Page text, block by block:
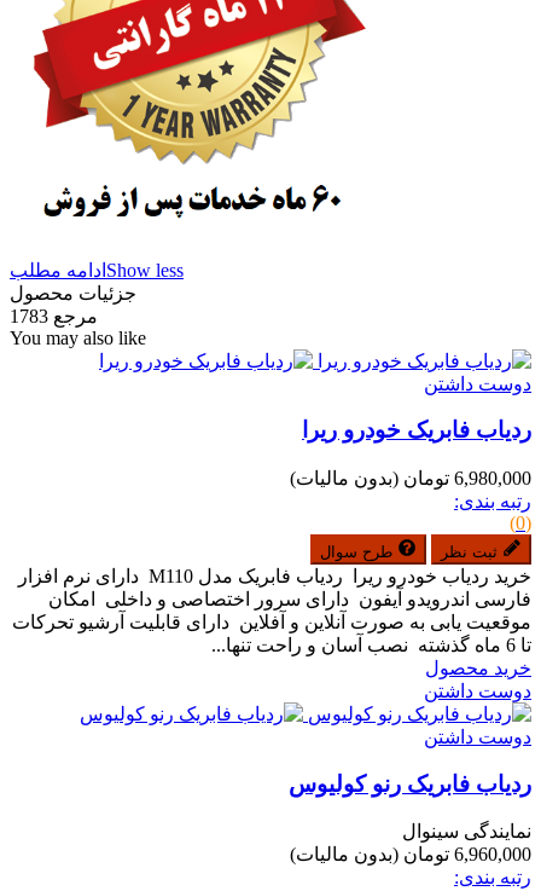
ادامه مطلب Show less
جزئیات محصول
مرجع 1783
You may also like
دوست داشتن
ردیاب فابریک خودرو ریرا
6,980,000 تومان
(بدون مالیات)
رتبه بندی:
(0)
ثبت نظر طرح سوال
خرید ردیاب خودرو ریرا ردیاب فابریک مدل M110 دارای نرم افزار
فارسی اندرویدو آیفون دارای سرور اختصاصی و داخلی امکان
موقعیت یابی به صورت آنلاین و آفلاین دارای قابلیت آرشیو تحرکات
تا 6 ماه گذشته نصب آسان و راحت تنها...
خرید محصول
دوست داشتن
دوست داشتن
ردیاب فابریک رنو کولیوس
نمایندگی سینوال
6,960,000 تومان
(بدون مالیات)
رتبه بندی: